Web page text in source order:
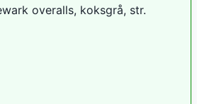
overalls, koksgrå, str.